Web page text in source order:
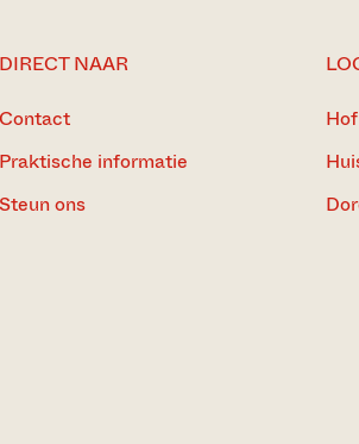
DIRECT NAAR
Contact
Praktische informatie
Steun ons